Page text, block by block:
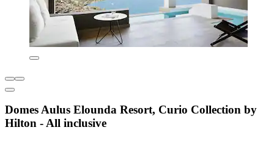
Domes Aulus Elounda Resort, Curio Collection by
Hilton - All inclusive